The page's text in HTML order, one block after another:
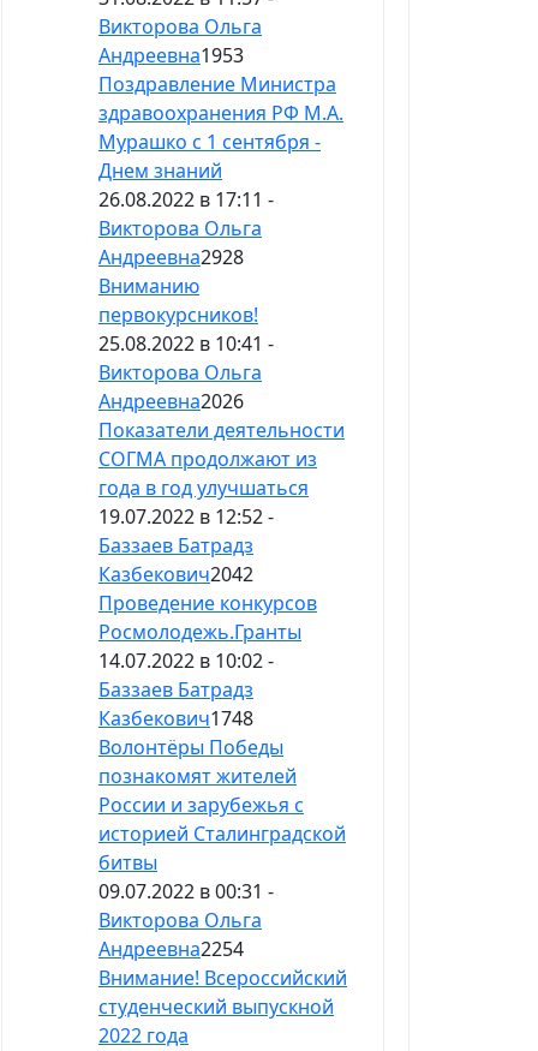
Викторова Ольга
Андреевна1953
Поздравление Министра
здравоохранения РФ М.А.
Мурашко с 1 сентября -
Днем знаний
26.08.2022 в 17:11 -
Викторова Ольга
Андреевна2928
Вниманию
первокурсников!
25.08.2022 в 10:41 -
Викторова Ольга
Андреевна2026
Показатели деятельности
СОГМА продолжают из
года в год улучшаться
19.07.2022 в 12:52 -
Баззаев Батрадз
Казбекович2042
Проведение конкурсов
Росмолодежь.Гранты
14.07.2022 в 10:02 -
Баззаев Батрадз
Казбекович1748
Волонтёры Победы
познакомят жителей
России и зарубежья с
историей Сталинградской
битвы
09.07.2022 в 00:31 -
Викторова Ольга
Андреевна2254
Внимание! Всероссийский
студенческий выпускной
2022 года